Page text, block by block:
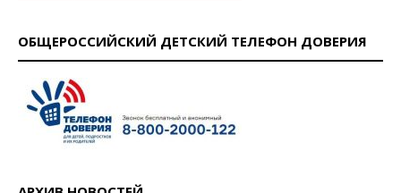
ОБЩЕРОССИЙСКИЙ ДЕТСКИЙ ТЕЛЕФОН ДОВЕРИЯ